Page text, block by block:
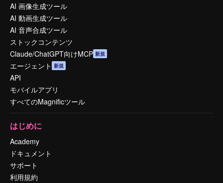
AI 画像生成ツール
AI 動画生成ツール
AI 音声合成ツール
ストックコンテンツ
Claude/ChatGPT向けMCP 新規
エージェント 新規
API
モバイルアプリ
すべてのMagnificツール
はじめに
Academy
ドキュメント
サポート
利用規約